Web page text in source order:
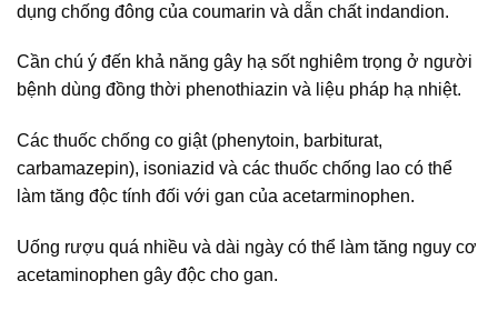
dụng chống đông của coumarin và dẫn chất indandion.
Cần chú ý đến khả năng gây hạ sốt nghiêm trọng ở người
bệnh dùng đồng thời phenothiazin và liệu pháp hạ nhiệt.
Các thuốc chống co giật (phenytoin, barbiturat,
carbamazepin), isoniazid và các thuốc chống lao có thể
làm tăng độc tính đối với gan của acetarminophen.
Uống rượu quá nhiều và dài ngày có thể làm tăng nguy cơ
acetaminophen gây độc cho gan.